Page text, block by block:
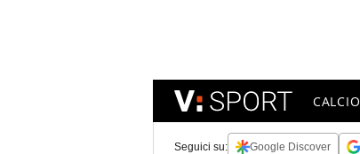
CALCIO
Seguici su: Google Discover